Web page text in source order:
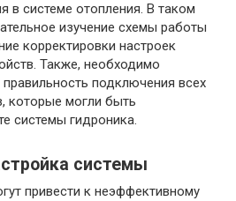
в системе отопления. В таком
изучение схемы работы
корректировки настроек
Также, необходимо
подключения всех
которые могли быть
системы гидроника.
системы
привести к неэффективному